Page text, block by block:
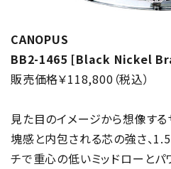
CANOPUS
BB2-1465 [Black Nickel
販売価格￥118,800（税込）
見た目のイメージから想像す
塊感と内包される芯の強さ、
チで重心の低いミッドローとパ